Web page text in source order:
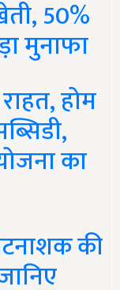
50%
मुनाफा
होम
का
की